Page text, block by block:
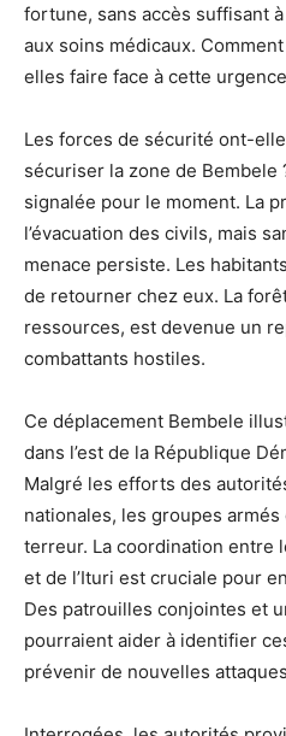
fortune, sans accès suffisant
aux soins médicaux.
elles faire face à cette
Les forces de sécurité ont-
sécuriser la zone de Bembele
signalée pour le moment. La
l’évacuation des civils, mais
menace persiste. Les
de retourner chez eux. La
ressources, est devenue un
combattants hostiles.
Ce déplacement Bembele
dans l’est de la République
Malgré les efforts des
nationales, les groupes
terreur. La coordination entre
et de l’Ituri est cruciale pour
Des patrouilles conjointes et
pourraient aider à identifier
prévenir de nouvelles